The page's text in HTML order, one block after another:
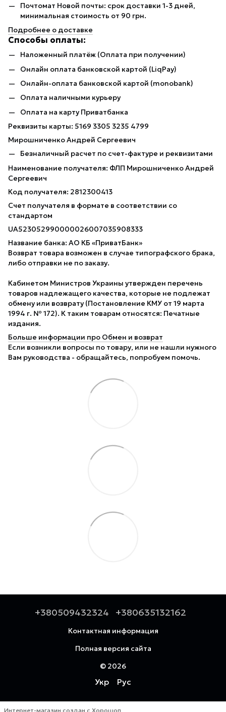
Почтомат Новой почты: срок доставки 1-3 дней,
минимальная стоимость от 90 грн.
Подробнее о доставке
Способы оплаты:
Наложенный платёж (Оплата при получении)
Онлайн оплата банковской картой (LiqPay)
Онлайн-оплата банковской картой (monobank)
Оплата наличными курьеру
Оплата на карту Приватбанка
Реквизиты карты: 5169 3305 3235 4799
Мирошниченко Андрей Сергеевич
Безналичный расчет по счет-фактуре и реквизитами
Наименование получателя: ФЛП Мирошниченко Андрей
Сергеевич
Код получателя: 2812300413
Счет получателя в формате в соответствии со
стандартом
UA523052990000026007035908333
Название банка: АО КБ «ПриватБанк»
Возврат товара возможен в случае типографского брака,
либо отправки не по заказу.
Кабинетом Министров Украины утвержден перечень
товаров надлежащего качества, которые не подлежат
обмену или возврату (Постановление КМУ от 19 марта
1994 г. № 172). К таким товарам относятся: Печатные
издания.
Больше информации про Обмен и возврат
Если возникли вопросы по товару, или не нашли нужного
Вам руководства - обращайтесь, попробуем помочь.
+380509432324 +380635132162
Контактная информация
Полная версия сайта
© 2026
Укр Рус
Интернет-магазин создан с Хорошоп